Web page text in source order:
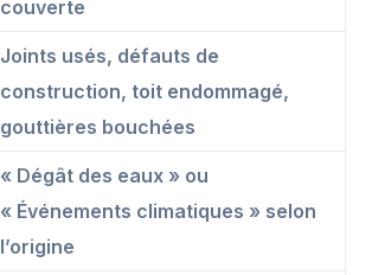
couverte
Joints usés, défauts de
construction, toit endommagé,
gouttières bouchées
« Dégât des eaux » ou
« Événements climatiques » selon
l’origine